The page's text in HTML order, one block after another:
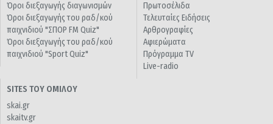
Όροι διεξαγωγής διαγωνισμών
Όροι διεξαγωγής του ραδ/κού
παιχνιδιού "ΣΠΟΡ FM Quiz"
Όροι διεξαγωγής του ραδ/κού
παιχνιδιού "Sport Quiz"
Πρωτοσέλιδα
Τελευταίες Ειδήσεις
Αρθρογραφίες
Αφιερώματα
Πρόγραμμα TV
Live-radio
SITES ΤΟΥ ΟΜΙΛΟΥ
skai.gr
skaitv.gr